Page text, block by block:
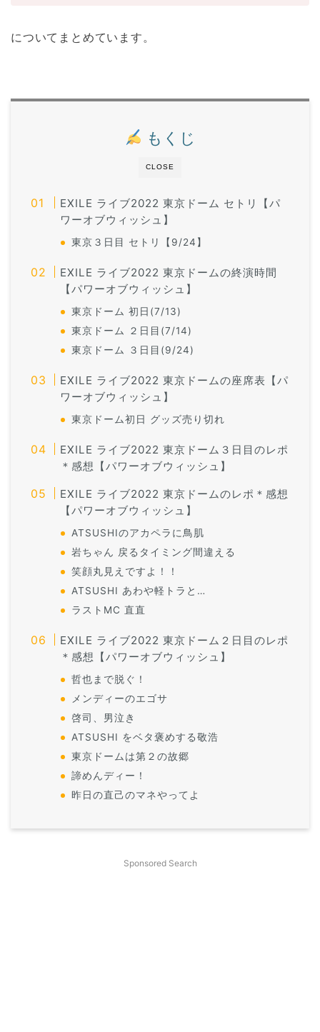
についてまとめています。
CLOSE
もくじ
EXILE ライブ2022 東京ドーム セトリ【パ
ワーオブウィッシュ】
東京３日目 セトリ【9/24】
EXILE ライブ2022 東京ドームの終演時間
【パワーオブウィッシュ】
東京ドーム 初日(7/13)
東京ドーム ２日目(7/14)
東京ドーム ３日目(9/24)
EXILE ライブ2022 東京ドームの座席表【パ
ワーオブウィッシュ】
東京ドーム初日 グッズ売り切れ
EXILE ライブ2022 東京ドーム３日目のレポ
＊感想【パワーオブウィッシュ】
EXILE ライブ2022 東京ドームのレポ＊感想
【パワーオブウィッシュ】
ATSUSHIのアカペラに鳥肌
岩ちゃん 戻るタイミング間違える
笑顔丸見えですよ！！
ATSUSHI あわや軽トラと…
ラストMC 直直
EXILE ライブ2022 東京ドーム２日目のレポ
＊感想【パワーオブウィッシュ】
哲也まで脱ぐ！
メンディーのエゴサ
啓司、男泣き
ATSUSHI をベタ褒めする敬浩
東京ドームは第２の故郷
諦めんディー！
昨日の直己のマネやってよ
Sponsored Search